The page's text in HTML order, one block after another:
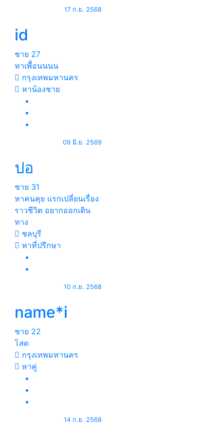
17 ก.ย. 2568
id
ชาย 27
หาเพื้อนนนน
กรุงเทพมหานคร
หาน้องชาย
09 มิ.ย. 2569
ปอ
ชาย 31
หาคนคุย แรกเปลี่ยนเรื่อง
ราวชีวิต อยากออกเดิน
ทาง
ชลบุรี
หาที่ปรึกษา
10 ก.ย. 2568
name*i
ชาย 22
โสด
กรุงเทพมหานคร
หาคู่
14 ก.ย. 2568